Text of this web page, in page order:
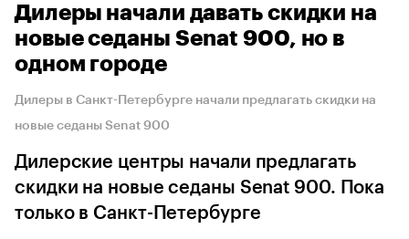
Дилеры начали давать скидки на
новые седаны Senat 900, но в
одном городе
Дилеры в Санкт-Петербурге начали предлагать скидки на
новые седаны Senat 900
Дилерские центры начали предлагать
скидки на новые седаны Senat 900. Пока
только в Санкт-Петербурге